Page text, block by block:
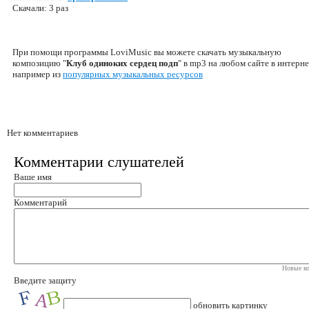
Скачали: 3 раз
При помощи программы LoviMusic вы можете скачать музыкальную
композицию "Клуб одиноких сердец подп" в mp3 на любом сайте в
например из популярных музыкальных ресурсов
Нет комментариев
Комментарии слушателей
Ваше имя
Комментарий
Новые
Введите защиту
обновить картинку